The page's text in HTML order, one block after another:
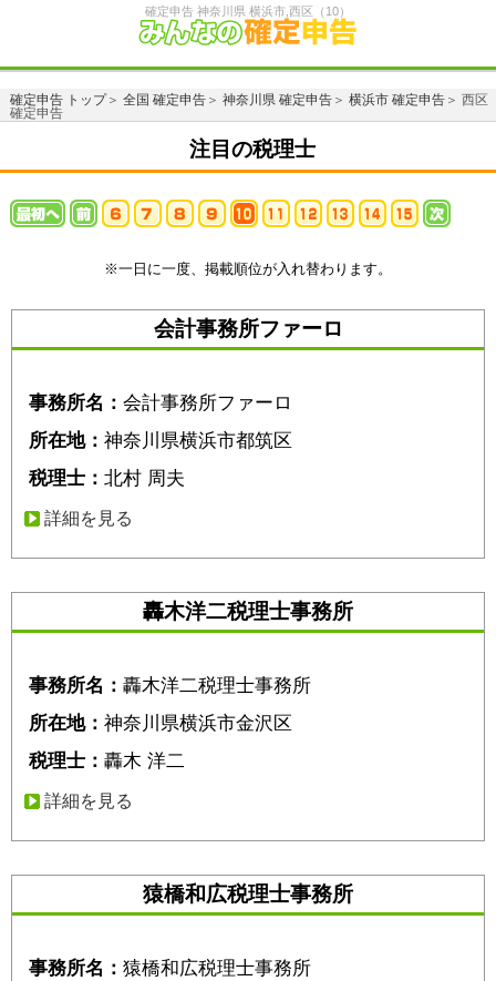
確定申告 神奈川県 横浜市,西区（10）
確定申告 トップ＞ 全国 確定申告＞ 神奈川県 確定申告＞ 横浜市 確定申告＞ 西区
確定申告
注目の税理士
※一日に一度、掲載順位が入れ替わります。
会計事務所ファーロ
事務所名： 会計事務所ファーロ
所在地： 神奈川県横浜市都筑区
税理士： 北村 周夫
詳細を見る
轟木洋二税理士事務所
事務所名： 轟木洋二税理士事務所
所在地： 神奈川県横浜市金沢区
税理士： 轟木 洋二
詳細を見る
猿橋和広税理士事務所
事務所名： 猿橋和広税理士事務所